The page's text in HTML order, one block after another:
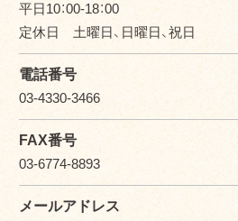
平日10：00-18：00
定休日 土曜日、日曜日、祝日
電話番号
03-4330-3466
FAX番号
03-6774-8893
メールアドレス